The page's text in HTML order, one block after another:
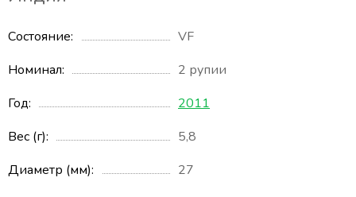
Состояние
VF
Номинал
2 рупии
Год
2011
Вес (г)
5,8
Диаметр (мм)
27